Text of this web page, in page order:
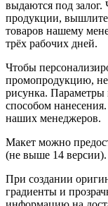
выдаются под
продукции,
товаров нашему
трёх рабочих дней.
Чтобы
промопродукцию,
рисунка.
способом
наших менеджеров.
Макет можно
(не выше 14 версии).
При создании
градиенты и